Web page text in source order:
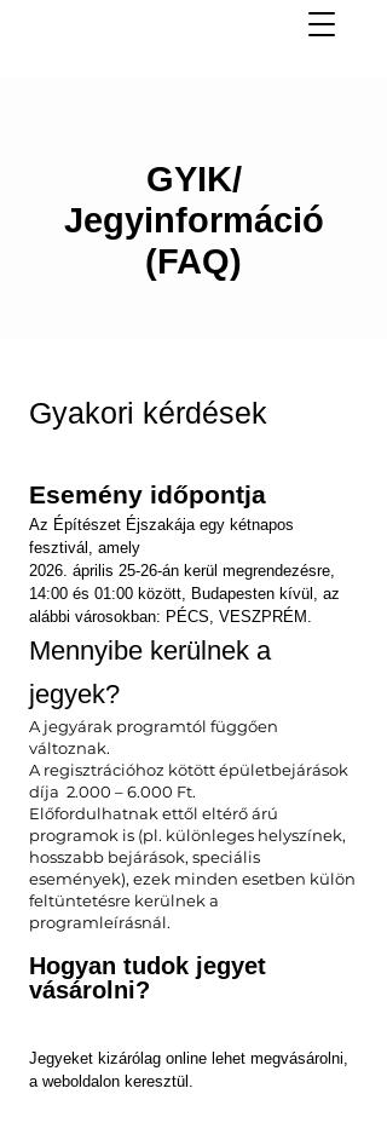
GYIK/
Jegyinformáció
(FAQ)
Gyakori kérdések
Esemény időpontja
Az Építészet Éjszakája egy kétnapos
fesztivál, amely
2026. április 25-26-án kerül megrendezésre,
14:00 és 01:00 között, Budapesten kívül, az
alábbi városokban: PÉCS, VESZPRÉM.
Mennyibe kerülnek a
jegyek?
A jegyárak programtól függően
változnak.
A regisztrációhoz kötött épületbejárások
díja 2.000 – 6.000 Ft.
Előfordulhatnak ettől eltérő árú
programok is (pl. különleges helyszínek,
hosszabb bejárások, speciális
események), ezek minden esetben külön
feltüntetésre kerülnek a
programleírásnál.
Hogyan tudok jegyet
vásárolni?
Jegyeket kizárólag online lehet megvásárolni,
a weboldalon keresztül.